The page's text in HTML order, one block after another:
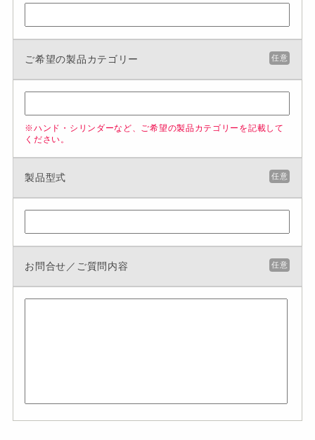
ご希望の製品カテゴリー 任意
※ハンド・シリンダーなど、ご希望の製品カテゴリーを記載して
ください。
製品型式 任意
お問合せ／ご質問内容 任意